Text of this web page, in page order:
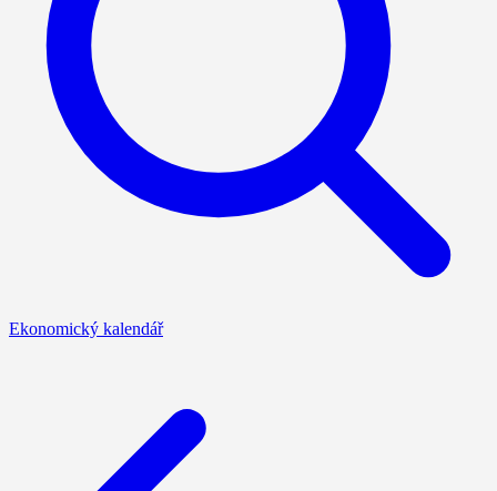
Ekonomický kalendář